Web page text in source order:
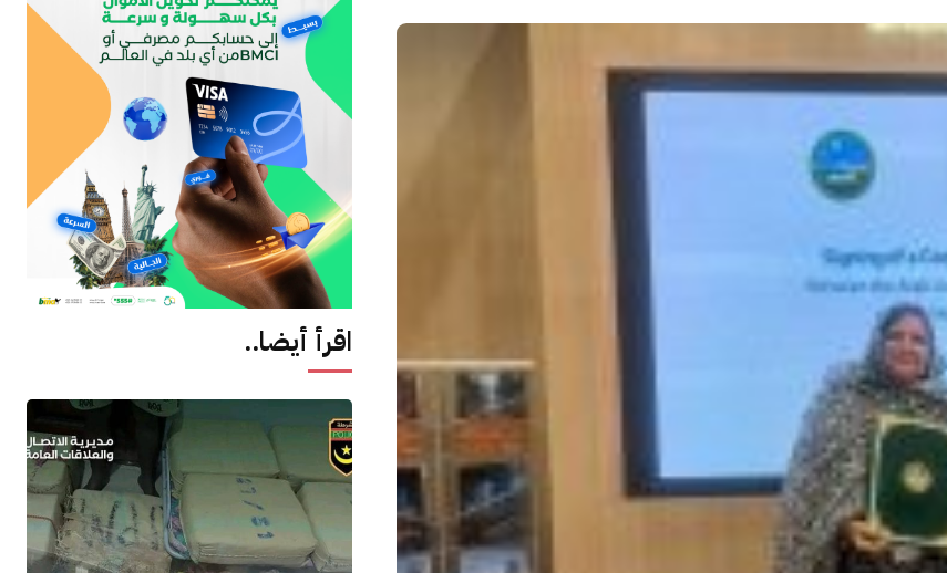
اقرأ أيضا..